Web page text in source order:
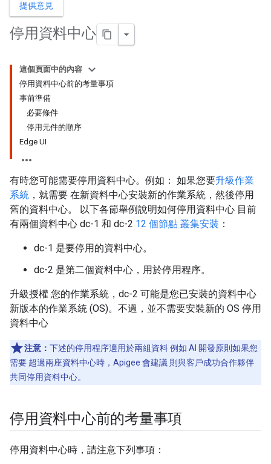
提供意見
停用資料中心
這個頁面中的內容
停用資料中心前的考量事項
事前準備
必要條件
停用元件的順序
Edge UI
有時您可能需要停用資料中心。例如： 如果您要升級作業
系統 ，就需要 在新資料中心安裝新的作業系統，然後停用
舊的資料中心。 以下各節舉例說明如何停用資料中心 目前
有兩個資料中心 dc-1 和 dc-2 12 個節點 叢集安裝 ：
dc-1 是要停用的資料中心。
dc-2 是第二個資料中心，用於停用程序。
升級授權 您的作業系統，dc-2 可能是您已安裝的資料中心
新版本的作業系統 (OS)。不過，並不需要安裝新的 OS 停用
資料中心
注意： 下述的停用程序適用於兩組資料 例如 AI 開發原則如果您
需要 超過兩座資料中心時，Apigee 會建議 則與客戶成功合作夥伴
共同停用資料中心。
停用資料中心前的考量事項
停用資料中心時，請注意下列事項：